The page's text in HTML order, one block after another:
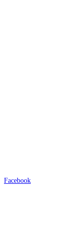
Facebook